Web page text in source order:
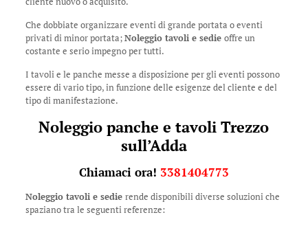
Che dobbiate organizzare eventi di grande portata o eventi
privati di minor portata;Noleggio tavoli e sedie offre un
costante e serio impegno per tutti.
I tavoli e le panche messe a disposizione per gli eventi possono
essere di vario tipo, in funzione delle esigenze del cliente e del
tipo di manifestazione.
Noleggio panche e tavoli Trezzo
sull’Adda
Chiamaci ora! 3381404773
Noleggio tavoli e sedie rende disponibili diverse soluzioni che
spaziano tra le seguenti referenze: